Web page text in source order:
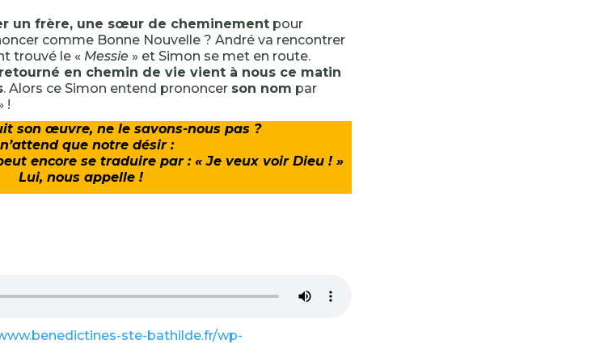
un frère, une sœur de cheminement pour
comme Bonne Nouvelle ? André va rencontrer
trouvé le « Messie » et Simon se met en route.
en chemin de vie vient à nous ce matin
. Alors ce Simon entend prononcer son nom par
!
son œuvre, ne le savons-nous pas ?
que notre désir :
encore se traduire par : « Je veux voir Dieu ! »
Lui, nous appelle !
ste-bathilde.fr/wp-